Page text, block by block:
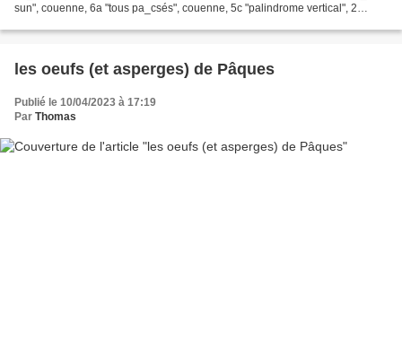
sun", couenne, 6a "tous pa_csés", couenne, 5c "palindrome vertical", 2
les oeufs (et asperges) de Pâques
Publié le 10/04/2023 à 17:19
Par Thomas